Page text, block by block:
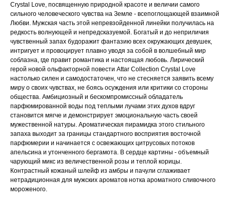
Crystal Love, посвященную природной красоте и величии самого
сильного человеческого чувства на Земле - всепоглощающей взаимной
Любви. Мужская часть этой непревзойденной линейки получилась на
редкость волнующей и непредсказуемой. Богатый и до неприличия
чувственный запах будоражит фантазию всех окружающих девушек,
интригует и провоцирует плавно уводя за собой в волшебный мир
соблазна, где правит романтика и настоящая любовь. Лирический
герой новой ольфакторной повести Attar Collection Crystal Love
настолько силен и самодостаточен, что не стесняется заявить всему
миру о своих чувствах, не боясь осуждения или критики со стороны
общества. Амбициозный и бескомпромиссный обладатель
парфюмированной воды под теплыми лучами этих духов вдруг
становится мягче и демонстрирует эмоциональную часть своей
мужественной натуры. Ароматическая пирамидка этого стильного
запаха выходит за границы стандартного восприятия восточной
парфюмерии и начинается с освежающих цитрусовых потоков
апельсина и утонченного бергамота. В сердце картины - объемный
чарующий микс из величественной розы и теплой корицы.
Контрастный кожаный шлейф из амбры и пачули сглаживает
нетрадиционная для мужских ароматов нотка ароматного сливочного
мороженого.